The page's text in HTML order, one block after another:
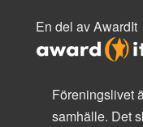
En del av AwardIt
Föreningslivet
samhälle. Det